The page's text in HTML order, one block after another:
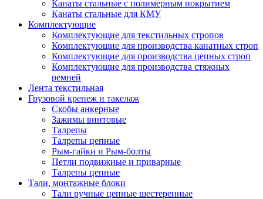
Канаты стальные с полимерным покрытием
Канаты стальные для КМУ
Комплектующие
Комплектующие для текстильных стропов
Комплектующие для производства канатных строп
Комплектующие для производства цепных строп
Комплектующие для производства стяжных
ремней
Лента текстильная
Грузовой крепеж и такелаж
Скобы анкерные
Зажимы винтовые
Талрепы
Талрепы цепные
Рым-гайки и Рым-болты
Петли подвижные и приварные
Талрепы цепные
Тали, монтажные блоки
Тали ручные цепные шестеренные